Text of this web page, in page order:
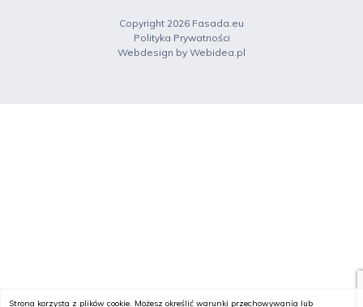
Strona korzysta z plików cookie. Możesz określić warunki przechowywania lub
Copyright 2026 Fasada.eu
Polityka Prywatności
Webdesign by Webidea.pl